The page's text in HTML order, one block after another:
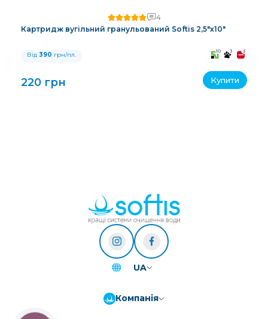
4
Картридж вугільний гранульований Softis 2,5"х10"
Від 390 грн/пл. 10 3 3
220 грн Купити
UA
Компанія